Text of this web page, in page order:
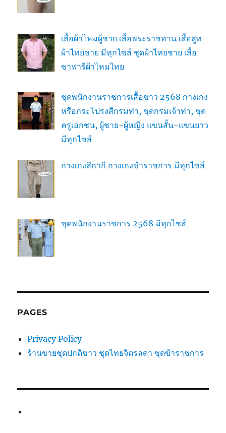
เสื้อผ้าไหมผู้ชาย เสื้อพระราชทาน เสื้อสูท
ผ้าไทยชาย มีทุกไซส์ ชุดผ้าไทยชาย เสื้อ
ซาฟารีผ้าไหมไทย
ชุดพนักงานราชการเสื้อขาว 2568 กางเกง
หรือกระโปรงสีกรมท่า, ชุดกรมเจ้าท่า, ชุด
ครูเอกชน, ผู้ชาย-ผู้หญิง แขนสั้น-แขนยาว
มีทุกไซส์
กางเกงสีกากี กางเกงข้าราชการ มีทุกไซส์
ชุดพนักงานราชการ 2568 มีทุกไซส์
PAGES
Privacy Policy
ร้านขายชุดปกติขาว ชุดไทยจิตรลดา ชุดข้าราชการ